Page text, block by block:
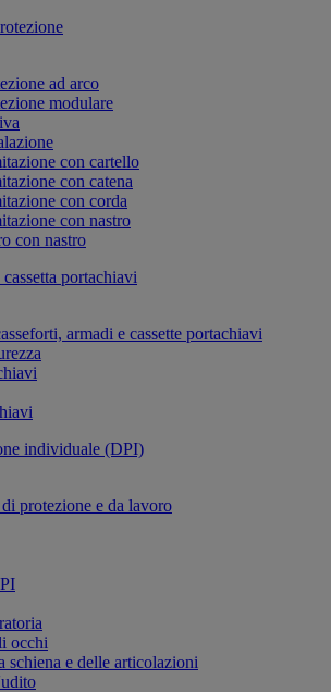
ad arco
modulare
con cartello
con catena
con corda
con nastro
con nastro
portachiavi
armadi e cassette portachiavi
individuale (DPI)
protezione e da lavoro
occhi
schiena e delle articolazioni